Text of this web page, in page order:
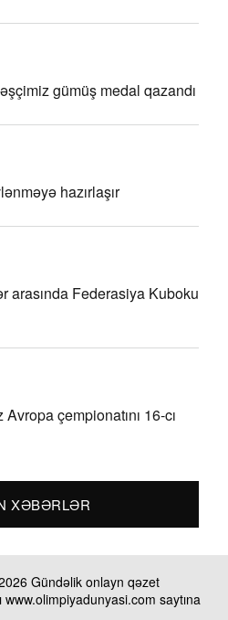
gümüş medal qazandı
hazırlaşır
arasında Federasiya Kuboku
çempionatını 16-cı
XƏBƏRLƏR
Gündəlik onlayn qəzet
saytına